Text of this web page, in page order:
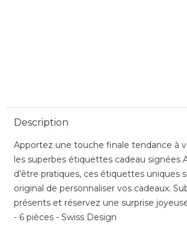
Description
Apportez une touche finale tendance à
les superbes étiquettes cadeau signées
d’être pratiques, ces étiquettes uniques
original de personnaliser vos cadeaux.
présents et réservez une surprise
- 6 pièces - Swiss Design